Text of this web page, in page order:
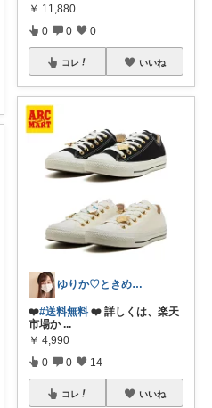
￥ 11,880
0 0 0
コレ いいね
ゆりか♡ときめく暮らしと服✨️
❤️#送料無料 ❤️ 詳しくは、楽天
市場か ...
￥ 4,990
0 0 14
コレ いいね